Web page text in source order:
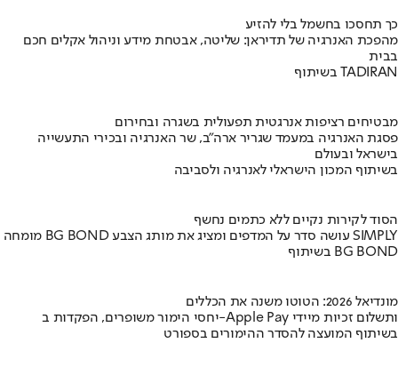
כך תחסכו בחשמל בלי להזיע
מהפכת האנרגיה של תדיראן: שליטה, אבטחת מידע וניהול אקלים חכם
בבית
בשיתוף TADIRAN
מבטיחים רציפות אנרגטית תפעולית בשגרה ובחירום
פסגת האנרגיה במעמד שגריר ארה"ב, שר האנרגיה ובכירי התעשייה
בישראל ובעולם
בשיתוף המכון הישראלי לאנרגיה ולסביבה
הסוד לקירות נקיים ללא כתמים נחשף
מומחה BG BOND עושה סדר על המדפים ומציג את מותג הצבע SIMPLY
בשיתוף BG BOND
מונדיאל 2026: הטוטו משנה את הכללים
יחסי הימור משופרים, הפקדות ב-Apple Pay ותשלום זכיות מיידי
בשיתוף המועצה להסדר ההימורים בספורט